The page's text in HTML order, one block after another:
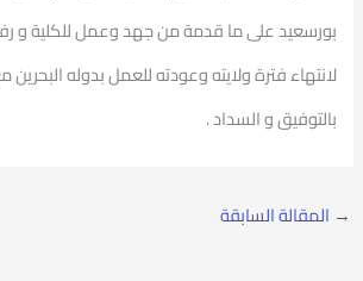
بورسعيد على ما قدمة من جهد وعمل للكلية و
لانتهاء فترة ولايته وعودته للعمل بدوله البحرين
بالتوفيق و السداد .
→ المقالة السابقة